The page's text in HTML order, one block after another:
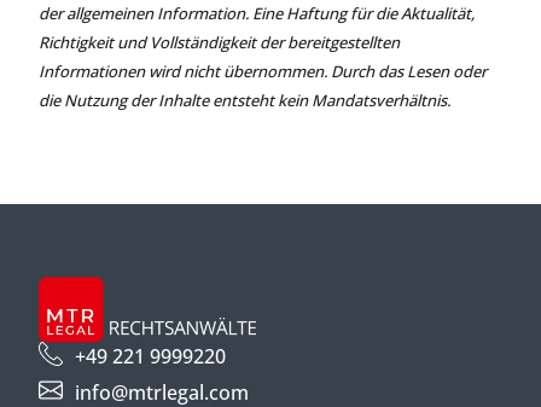
der allgemeinen Information. Eine Haftung für die Aktualität,
Richtigkeit und Vollständigkeit der bereitgestellten
Informationen wird nicht übernommen. Durch das Lesen oder
die Nutzung der Inhalte entsteht kein Mandatsverhältnis.
+49 221 9999220
info@mtrlegal.com